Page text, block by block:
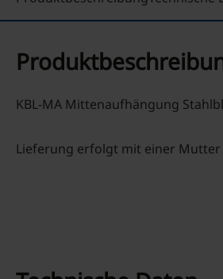
KBL-MA Mittenaufhängung
Lieferung erfolgt mit einer Mutter